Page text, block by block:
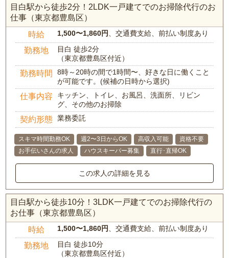
目白駅から徒歩2分！2LDK一戸建てでのお掃除代行のお
仕事（東京都豊島区）
時給 1,500〜1,860円 、交通費支給、前払い制度あり
勤務地
目白 徒歩2分
（東京都豊島区付近）
勤務時間
8時～20時の間で1時間〜、好きな日に働くこと
が可能です。(候補の日時から選択)
仕事内容
キッチン、トイレ、お風呂、洗面所、リビン
グ、その他のお掃除
契約形態 業務委託
スキマ時間勤務OK 週2〜3日からOK 高収入可能
資格不要
お手伝いさんの求人
ハウスキーパー募集 直行･直帰OK
この求人の詳細を見る
目白駅から徒歩10分！3LDK一戸建てでのお掃除代行の
お仕事（東京都豊島区）
時給 1,500〜1,860円 、交通費支給、前払い制度あり
勤務地
目白 徒歩10分
（東京都豊島区付近）